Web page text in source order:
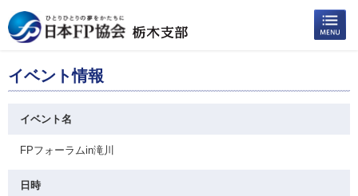
イベント情報
イベント名
FPフォーラムin滝川
日時